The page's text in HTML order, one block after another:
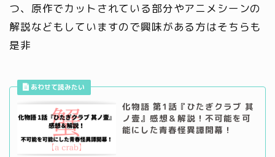
つ、原作でカットされている部分やアニメシーンの
解説などもしていますので興味がある方はそちらも
是非
化物語 第1話『ひたぎクラブ 其
ノ壹』感想＆解説！不可能を可
能にした青春怪異譚開幕！